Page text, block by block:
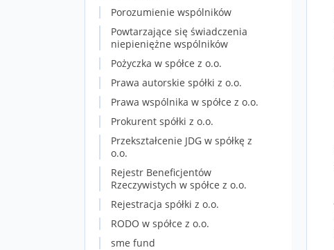
Porozumienie wspólników
Powtarzające się świadczenia
niepieniężne wspólników
Pożyczka w spółce z o.o.
Prawa autorskie spółki z o.o.
Prawa wspólnika w spółce z o.o.
Prokurent spółki z o.o.
Przekształcenie JDG w spółkę z
o.o.
Rejestr Beneficjentów
Rzeczywistych w spółce z o.o.
Rejestracja spółki z o.o.
RODO w spółce z o.o.
sme fund